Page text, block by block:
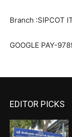
Branch :SIPCOT
GOOGLE PAY-
EDITOR PICKS